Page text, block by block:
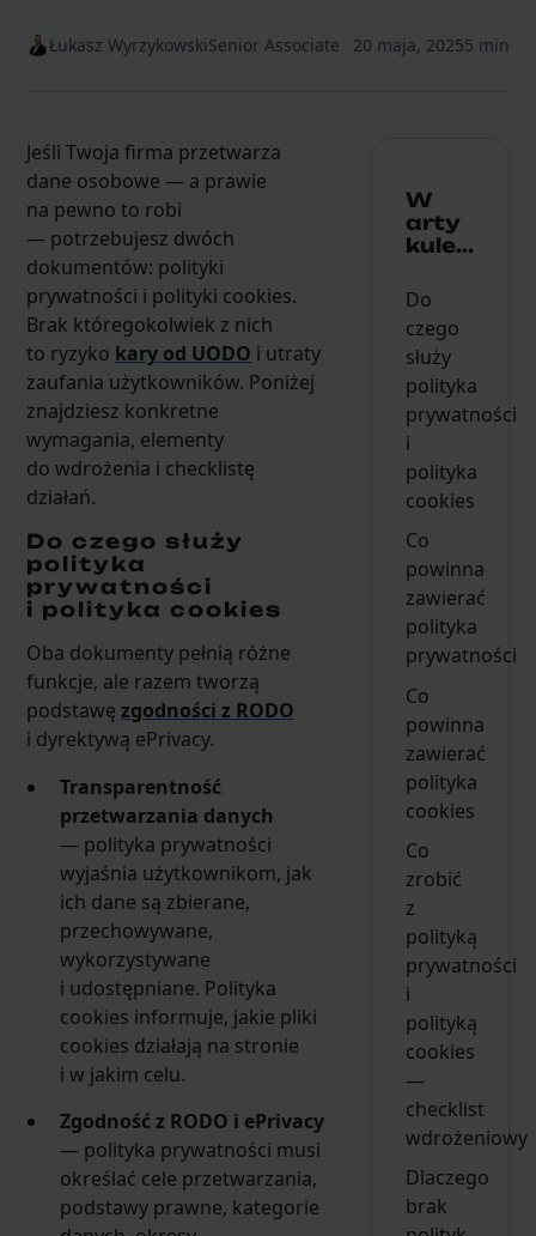
Łukasz WyrzykowskiSenior Associate 20 maja, 20255 min
Jeśli Twoja firma przetwarza
dane osobowe — a prawie
na pewno to robi
— potrzebujesz dwóch
dokumentów: polityki
prywatności i polityki cookies.
Brak któregokolwiek z nich
to ryzyko kary od UODO i utraty
zaufania użytkowników. Poniżej
znajdziesz konkretne
wymagania, elementy
do wdrożenia i checklistę
działań.
Do czego służy
polityka
prywatności
i polityka cookies
Oba dokumenty pełnią różne
funkcje, ale razem tworzą
podstawę zgodności z RODO
i dyrektywą ePrivacy.
Transparentność
przetwarzania danych
— polityka prywatności
wyjaśnia użytkownikom, jak
ich dane są zbierane,
przechowywane,
wykorzystywane
i udostępniane. Polityka
cookies informuje, jakie pliki
cookies działają na stronie
i w jakim celu.
Zgodność z RODO i ePrivacy
— polityka prywatności musi
określać cele przetwarzania,
podstawy prawne, kategorie
W
arty
kule...
Do
czego
służy
polityka
prywatności
i
polityka
cookies
Co
powinna
zawierać
polityka
prywatności
Co
powinna
zawierać
polityka
cookies
Co
zrobić
z
polityką
prywatności
i
polityką
cookies
—
checklist
wdrożeniowy
Dlaczego
brak